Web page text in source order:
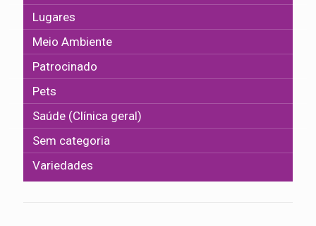
Lugares
Meio Ambiente
Patrocinado
Pets
Saúde (Clínica geral)
Sem categoria
Variedades